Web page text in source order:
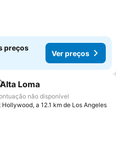
preços
Ver preços
aos favoritos
Loma
não disponível
Hollywood, a 12.1 km de Los Angeles